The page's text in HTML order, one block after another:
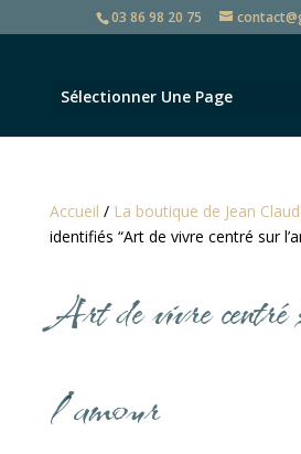
03 86 98 20 75
Sélectionner Une Page
Accueil / La boutique de Jean
identifiés “Art de vivre centré sur
Art de vivre
l’amour